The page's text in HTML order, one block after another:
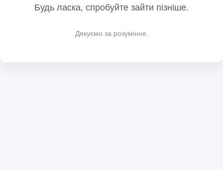
Будь ласка, спробуйте зайти пізніше.
Дякуємо за розуміння.